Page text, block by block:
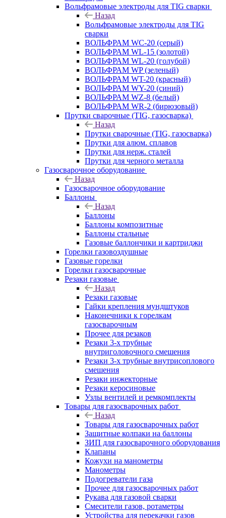
Вольфрамовые электроды для TIG сварки
Назад
Вольфрамовые электроды для TIG
сварки
ВОЛЬФРАМ WC-20 (серый)
ВОЛЬФРАМ WL-15 (золотой)
ВОЛЬФРАМ WL-20 (голубой)
ВОЛЬФРАМ WP (зеленый)
ВОЛЬФРАМ WT-20 (красный)
ВОЛЬФРАМ WY-20 (синий)
ВОЛЬФРАМ WZ-8 (белый)
ВОЛЬФРАМ WR-2 (бирюзовый)
Прутки сварочные (TIG, газосварка)
Назад
Прутки сварочные (TIG, газосварка)
Прутки для алюм. сплавов
Прутки для нерж. сталей
Прутки для черного металла
Газосварочное оборудование
Назад
Газосварочное оборудование
Баллоны
Назад
Баллоны
Баллоны композитные
Баллоны стальные
Газовые баллончики и картриджи
Горелки газовоздушные
Газовые горелки
Горелки газосварочные
Резаки газовые
Назад
Резаки газовые
Гайки крепления мундштуков
Наконечники к горелкам
газосварочным
Прочее для резаков
Резаки 3-х трубные
внутриголовочного смешения
Резаки 3-х трубные внутрисоплового
смешения
Резаки инжекторные
Резаки керосиновые
Узлы вентилей и ремкомплекты
Товары для газосварочных работ
Назад
Товары для газосварочных работ
Защитные колпаки на баллоны
ЗИП для газосварочного оборудования
Клапаны
Кожухи на манометры
Манометры
Подогреватели газа
Прочее для газосварочных работ
Рукава для газовой сварки
Смесители газов, ротаметры
Устройства для перекачки газов